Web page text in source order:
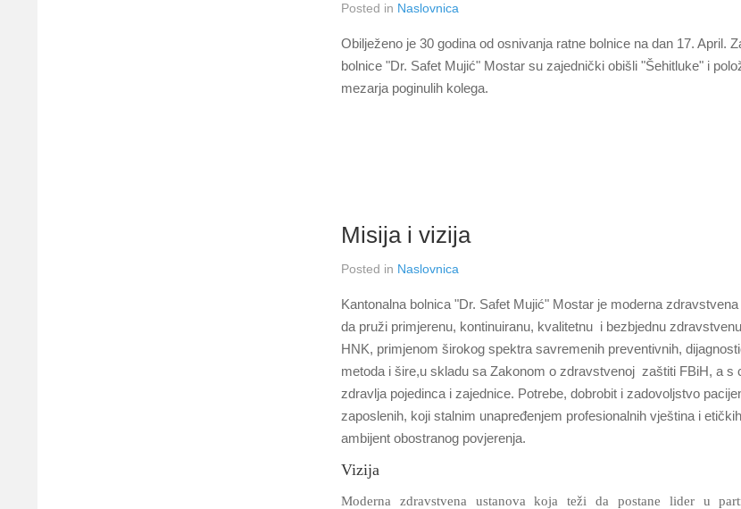
Posted in Naslovnica
Obilježeno je 30 godina od osnivanja ratne bolnice na dan 17. April.
bolnice "Dr. Safet Mujić" Mostar su zajednički obišli "Šehitluke" i
mezarja poginulih kolega.
Misija i vizija
Posted in Naslovnica
Kantonalna bolnica "Dr. Safet Mujić" Mostar je moderna
da pruži primjerenu, kontinuiranu, kvalitetnu i bezbjednu
HNK, primjenom širokog spektra savremenih preventivnih,
metoda i šire,u skladu sa Zakonom o zdravstvenoj zaštiti FBiH, a s
zdravlja pojedinca i zajednice. Potrebe, dobrobit i zadovoljstvo
zaposlenih, koji stalnim unapređenjem profesionalnih vještina i
ambijent obostranog povjerenja.
Vizija
Moderna zdravstvena ustanova koja teži da postane lider u